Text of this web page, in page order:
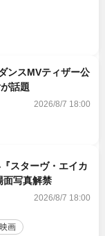
ンスMVティザー公
話題
2026/8/7 18:00
スターヴ・エイカ
面写真解禁
2026/8/7 18:00
映画